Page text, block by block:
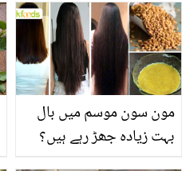
مون سون موسم میں بال
بہت زیادہ جھڑ رہے ہیں؟